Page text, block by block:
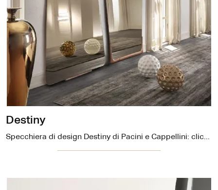
Destiny
Specchiera di design Destiny di Pacini e Cappellini: clicca e ottieni informazioni sui Complementi e specchi design in legno del noto e rinomato ...